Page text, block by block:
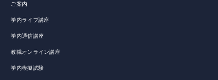
ご案内
学内ライブ講座
学内通信講座
教職オンライン講座
学内模擬試験